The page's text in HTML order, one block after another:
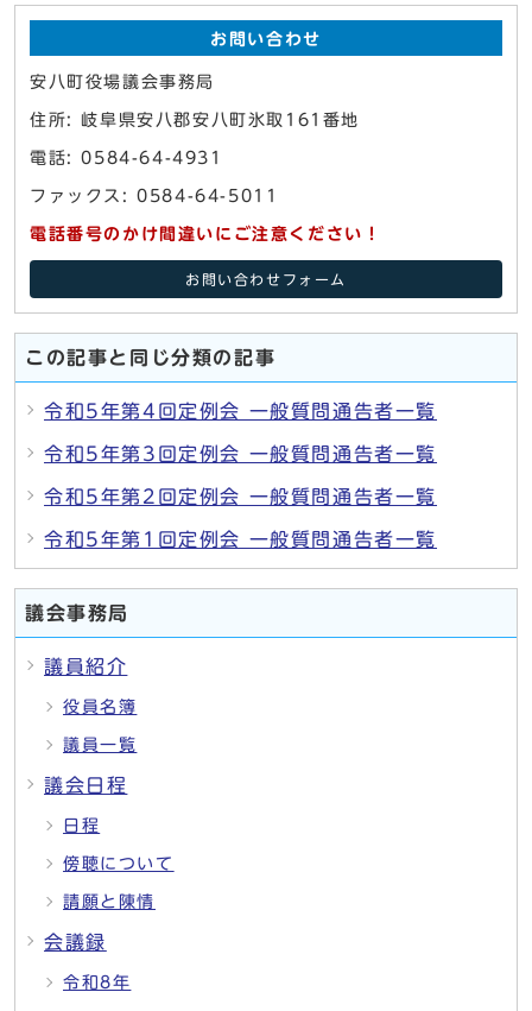
お問い合わせ
安八町役場議会事務局
住所: 岐阜県安八郡安八町氷取161番地
電話: 0584-64-4931
ファックス: 0584-64-5011
電話番号のかけ間違いにご注意ください！
お問い合わせフォーム
この記事と同じ分類の記事
令和5年第4回定例会 一般質問通告者一覧
令和5年第3回定例会 一般質問通告者一覧
令和5年第2回定例会 一般質問通告者一覧
令和5年第1回定例会 一般質問通告者一覧
議会事務局
議員紹介
役員名簿
議員一覧
議会日程
日程
傍聴について
請願と陳情
会議録
令和8年